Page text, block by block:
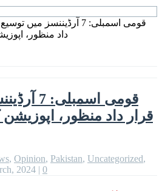
قومی اسمبلی: 7 آرڈیننسز میں
داد منظور،
قومی
قرار داد منظور، اپوزیشن
, Opinion, Pakistan, Uncategorized,
2024 | 0